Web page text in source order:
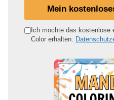
e
Mein
Ich möchte das
Color erhalten.